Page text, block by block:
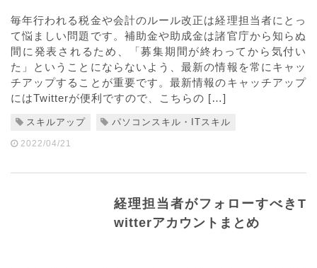
毎年行われる税金や会計のルール改正は経理担当者にとっ
て悩ましい問題です。補助金や助成金は諸官庁から知らぬ
間に発表されるため、「募集期間が終わってから気付い
た」ということにならないよう、最新の情報を常にキャッ
チアップすることが重要です。最新情報のキャッチアップ
にはTwitterが便利ですので、こちらの […]
スキルアップ パソコンスキル・ITスキル
2022/04/21
経理担当者がフォローすべきT
witterアカウントまとめ